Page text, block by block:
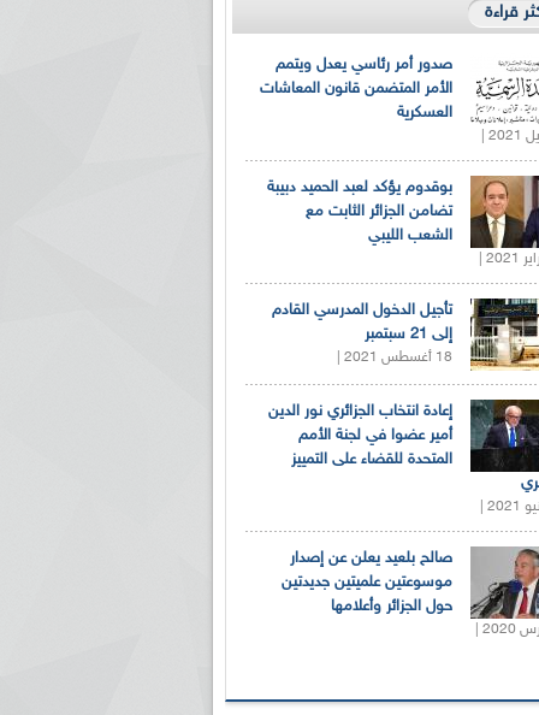
قراءة
صدور أمر رئاسي يعدل ويتمم
الأمر المتضمن قانون المعاشات
العسكرية
بوقدوم يؤكد لعبد الحميد دبيبة
تضامن الجزائر الثابت مع
الشعب الليبي
تأجيل الدخول المدرسي القادم
إلى 21 سبتمبر
18 أغسطس 2021 |
إعادة انتخاب الجزائري نور الدين
أمير عضوا في لجنة الأمم
المتحدة للقضاء على التمييز
صالح بلعيد يعلن عن إصدار
موسوعتين علميتين جديدتين
حول الجزائر وأعلامها